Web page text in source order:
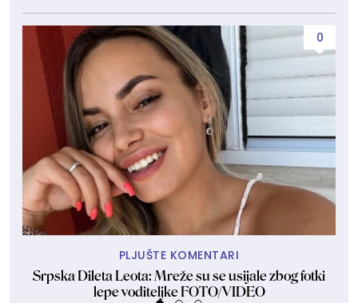
0
PLJUŠTE KOMENTARI
Srpska Dileta Leota: Mreže su se usijale zbog fotki
lepe voditeljke FOTO/VIDEO